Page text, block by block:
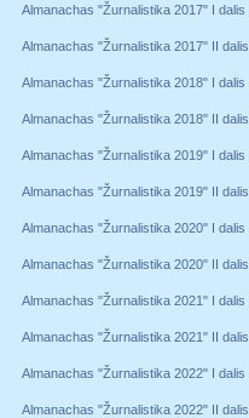
Almanachas "Žurnalistika 2017" I dalis
Almanachas "Žurnalistika 2017" II dalis
Almanachas "Žurnalistika 2018" I dalis
Almanachas "Žurnalistika 2018" II dalis
Almanachas "Žurnalistika 2019" I dalis
Almanachas "Žurnalistika 2019" II dalis
Almanachas "Žurnalistika 2020" I dalis
Almanachas "Žurnalistika 2020" II dalis
Almanachas "Žurnalistika 2021" I dalis
Almanachas "Žurnalistika 2021" II dalis
Almanachas "Žurnalistika 2022" I dalis
Almanachas "Žurnalistika 2022" II dalis